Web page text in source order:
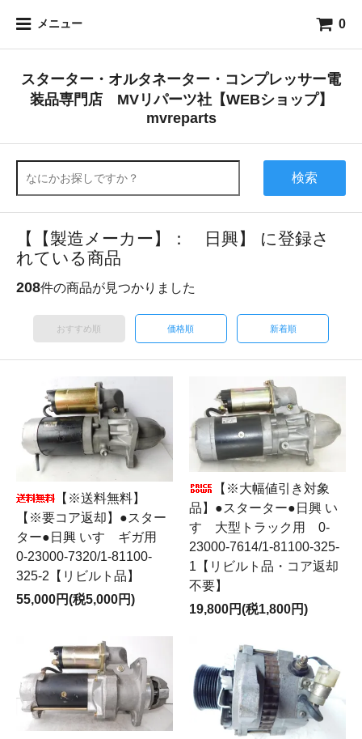
メニュー 0
スターター・オルタネーター・コンプレッサー電
装品専門店 MVリパーツ社【WEBショップ】
mvreparts
検索
【【製造メーカー】： 日興】 に登録さ
れている商品
208件の商品が見つかりました
おすすめ順 価格順 新着順
【※送料無料】
【※要コア返却】●スター
ター●日興 いすゞギガ用
0-23000-7320/1-81100-
325-2【リビルト品】
55,000円(税5,000円)
【※大幅値引き対象
品】●スターター●日興 い
すゞ大型トラック用 0-
23000-7614/1-81100-325-
1【リビルト品・コア返却
不要】
19,800円(税1,800円)